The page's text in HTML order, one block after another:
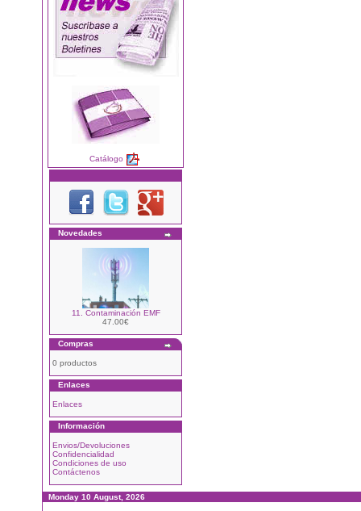
Catálogo
Novedades
11. Contaminación EMF
47.00€
Compras
0 productos
Enlaces
Enlaces
Información
Envios/Devoluciones
Confidencialidad
Condiciones de uso
Contáctenos
Monday 10 August, 2026